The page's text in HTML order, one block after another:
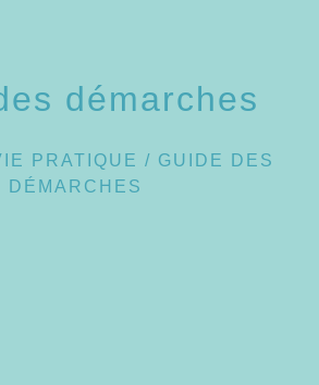
démarches
PRATIQUE / GUIDE DES
DÉMARCHES